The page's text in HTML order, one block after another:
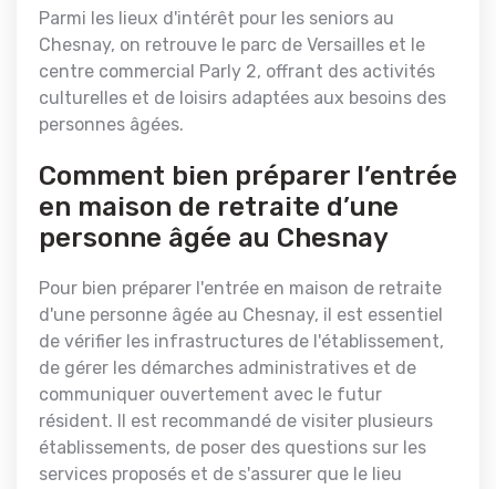
Parmi les lieux d'intérêt pour les seniors au
Chesnay, on retrouve le parc de Versailles et le
centre commercial Parly 2, offrant des activités
culturelles et de loisirs adaptées aux besoins des
personnes âgées.
Comment bien préparer l’entrée
en maison de retraite d’une
personne âgée au Chesnay
Pour bien préparer l'entrée en maison de retraite
d'une personne âgée au Chesnay, il est essentiel
de vérifier les infrastructures de l'établissement,
de gérer les démarches administratives et de
communiquer ouvertement avec le futur
résident. Il est recommandé de visiter plusieurs
établissements, de poser des questions sur les
services proposés et de s'assurer que le lieu